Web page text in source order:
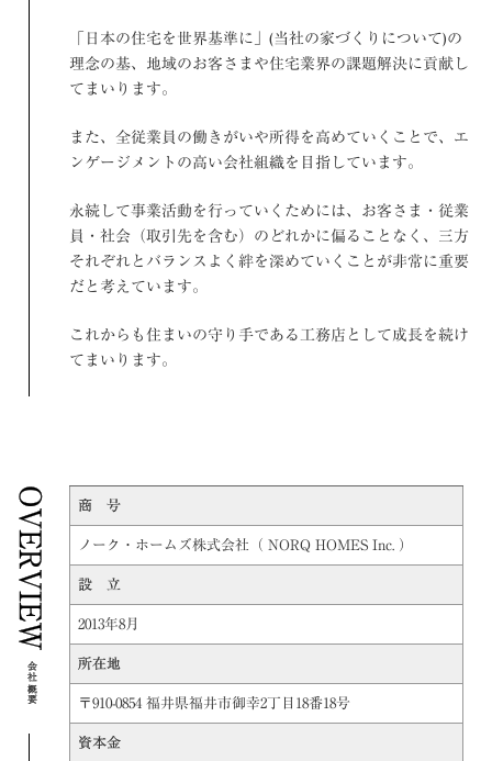
「日本の住宅を世界基準に」(当社の家づくりについて)の
理念の基、地域のお客さまや住宅業界の課題解決に貢献し
てまいります。
また、全従業員の働きがいや所得を高めていくことで、エ
ンゲージメントの高い会社組織を目指しています。
永続して事業活動を行っていくためには、お客さま・従業
員・社会（取引先を含む）のどれかに偏ることなく、三方
それぞれとバランスよく絆を深めていくことが非常に重要
だと考えています。
これからも住まいの守り手である工務店として成長を続け
てまいります。
会社概要
OVERVIEW 商 号
ノーク・ホームズ株式会社（ NORQ HOMES Inc. ）
設 立
2013年8月
所在地
〒910-0854 福井県福井市御幸2丁目18番18号
資本金